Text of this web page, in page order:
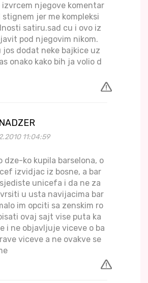
izvrcem njegove komentar
stignem jer me kompleksi
satiru.sad cu i ovo iz
pod njegovim nikom.
jos dodat neke bajkice uz
onako kako bih ja volio d
11:04:59
dze-ko kupila barselona, o
izvidjac iz bosne, a bar
unicefa i da ne za
u usta navijacima bar
im opciti sa zenskim ro
ovaj sajt vise puta ka
i ne objavljuje viceve o ba
viceve a ne ovakve se